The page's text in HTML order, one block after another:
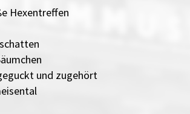
Hexentreffen
und zugehört